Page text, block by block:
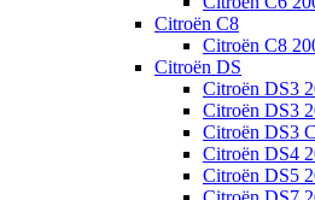
Citroën C8
Citroën C8
Citroën DS
Citroën DS3
Citroën DS3
Citroën DS3
Citroën DS4
Citroën DS5